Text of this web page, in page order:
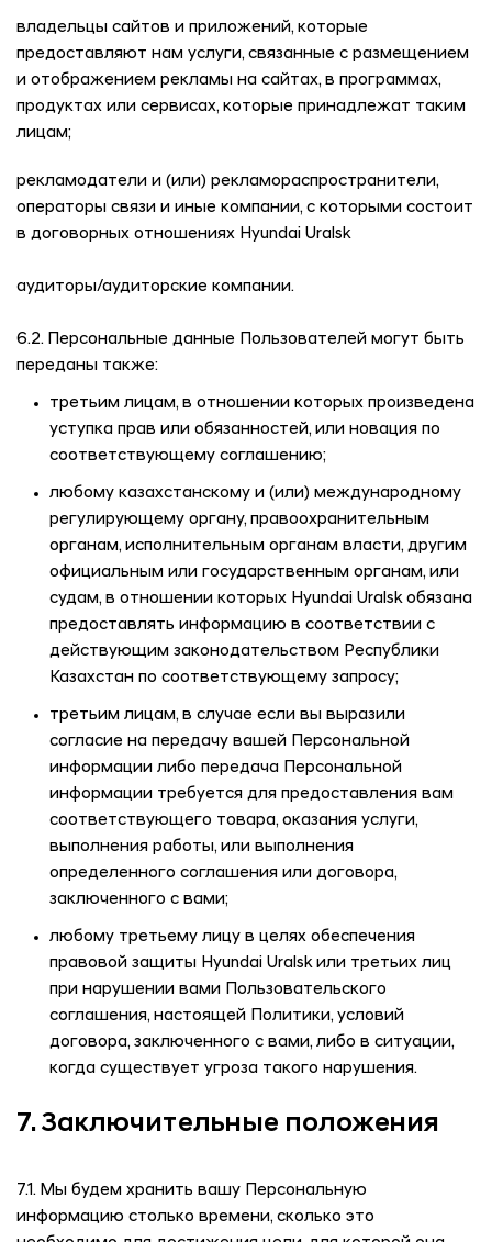
владельцы сайтов и приложений, которые
предоставляют нам услуги, связанные с размещением
и отображением рекламы на сайтах, в программах,
продуктах или сервисах, которые принадлежат таким
лицам;
рекламодатели и (или) рекламораспространители,
операторы связи и иные компании, с которыми состоит
в договорных отношениях Hyundai Uralsk
аудиторы/аудиторские компании.
6.2. Персональные данные Пользователей могут быть
переданы также:
третьим лицам, в отношении которых произведена
уступка прав или обязанностей, или новация по
соответствующему соглашению;
любому казахстанскому и (или) международному
регулирующему органу, правоохранительным
органам, исполнительным органам власти, другим
официальным или государственным органам, или
судам, в отношении которых Hyundai Uralskобязана
предоставлять информацию в соответствии с
действующим законодательством Республики
Казахстан по соответствующему запросу;
третьим лицам, в случае если вы выразили
согласие на передачу вашей Персональной
информации либо передача Персональной
информации требуется для предоставления вам
соответствующего товара, оказания услуги,
выполнения работы, или выполнения
определенного соглашения или договора,
заключенного с вами;
любому третьему лицу в целях обеспечения
правовой защиты Hyundai Uralskили третьих лиц
при нарушении вами Пользовательского
соглашения, настоящей Политики, условий
договора, заключенного с вами, либо в ситуации,
когда существует угроза такого нарушения.
7. Заключительные положения
7.1. Мы будем хранить вашу Персональную
информацию столько времени, сколько это